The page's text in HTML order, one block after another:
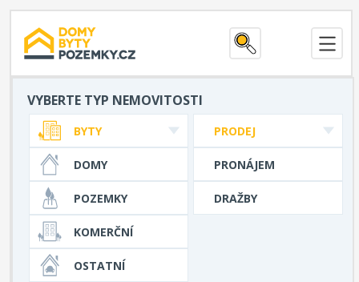
VYBERTE TYP NEMOVITOSTI
PRODEJ
PRONÁJEM
DRAŽBY
BYTY
DOMY
POZEMKY
KOMERČNÍ
OSTATNÍ